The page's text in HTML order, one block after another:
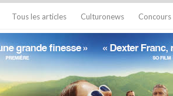
Tous les articles Culturonews Concours